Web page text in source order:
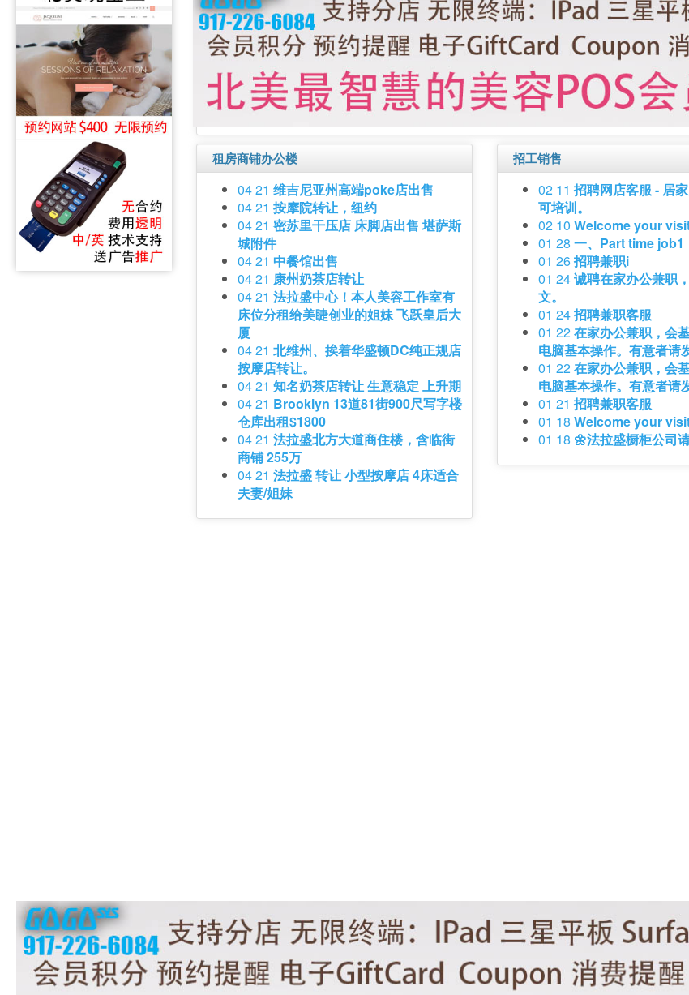
租房商铺办公楼
04 21维吉尼亚州高端poke店出售
04 21按摩院转让，纽约
04 21密苏里干压店 床脚店出售 堪萨斯
城附件
04 21 中餐馆出售
04 21 康州奶茶店转让
04 21法拉盛中心！本人美容工作室有
床位分租给美睫创业的姐妹 飞跃皇后大
厦
04 21北维州、挨着华盛顿DC纯正规店
按摩店转让。
04 21知名奶茶店转让 生意稳定 上升期
04 21 Brooklyn 13道81街900尺写字楼
仓库出租$1800
04 21法拉盛北方大道商住楼，含临街
商铺 255万
04 21法拉盛 转让 小型按摩店 4床适合
夫妻/姐妹
招工销售
02 11 招聘网店客服 - 居
可培训。
02 10 Welcome your
01 28 一、Part time job1
01 26招聘兼职i
01 24诚聘在家办公兼职
文。
01 24招聘兼职客服
01 22在家办公兼职，会
电脑基本操作。有意者请
01 22在家办公兼职，会
电脑基本操作。有意者请
01 21 招聘兼职客服
01 18 Welcome your
01 18 🌼法拉盛橱柜公司